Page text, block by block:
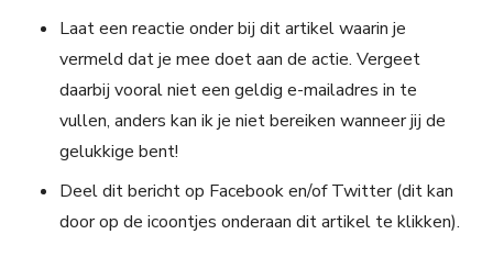
Laat een reactie onder bij dit artikel waarin je
vermeld dat je mee doet aan de actie. Vergeet
daarbij vooral niet een geldig e-mailadres in te
vullen, anders kan ik je niet bereiken wanneer jij de
gelukkige bent!
Deel dit bericht op Facebook en/of Twitter (dit kan
door op de icoontjes onderaan dit artikel te klikken).